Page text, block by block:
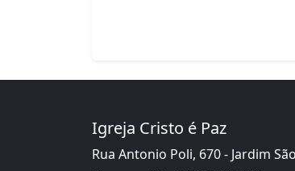
Igreja Cristo é Paz
Rua Antonio Poli, 670 - Jardim